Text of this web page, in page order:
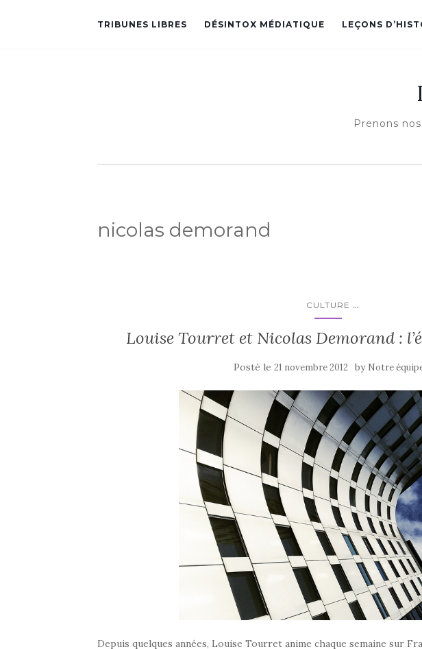
TRIBUNES LIBRES DÉSINTOX MÉDIATIQUE LEÇONS
Prenons
nicolas demorand
CULTURE ...
Louise Tourret et Nicolas Demorand :
Posté le21 novembre 2012 by Notre
Depuis quelques années, Louise Tourret anime chaque semaine sur